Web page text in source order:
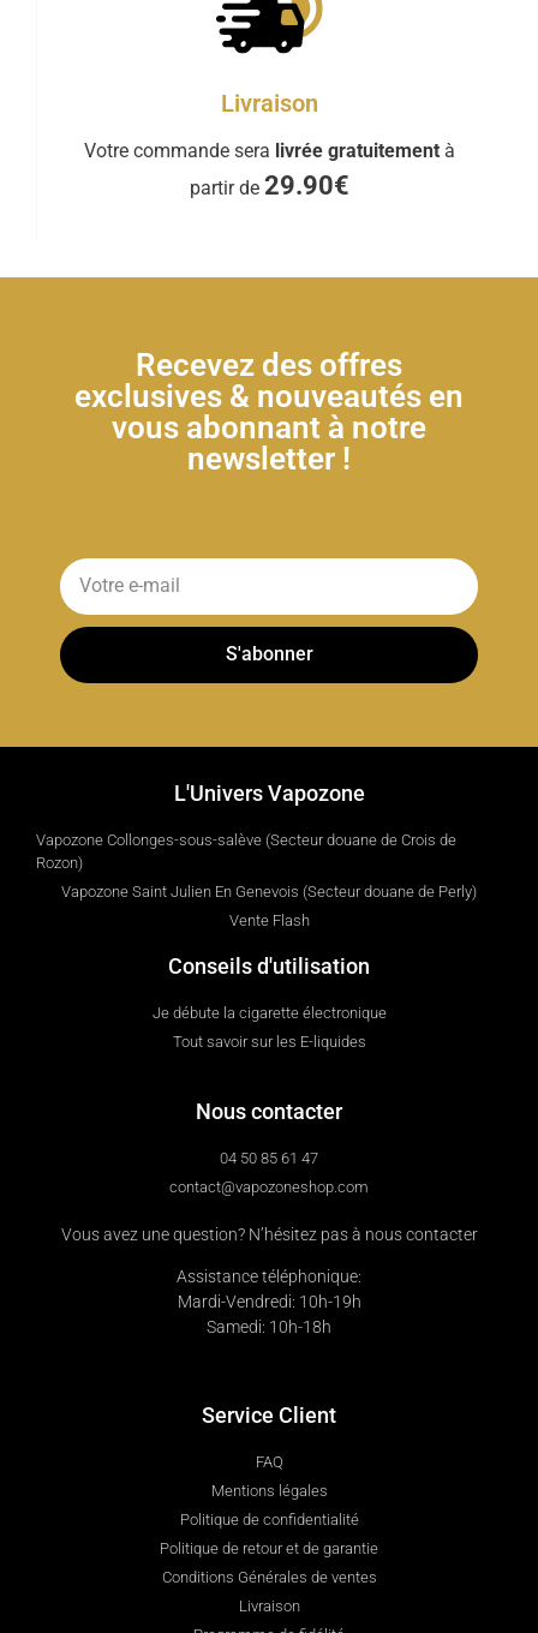
Livraison
Votre commande sera livrée gratuitement à
partir de 29.90€
Recevez des offres
exclusives & nouveautés en
vous abonnant à notre
newsletter !
S'abonner
L'Univers Vapozone
Vapozone Collonges-sous-salève (Secteur douane de Crois de
Rozon)
Vapozone Saint Julien En Genevois (Secteur douane de Perly)
Vente Flash
Conseils d'utilisation
Je débute la cigarette électronique
Tout savoir sur les E-liquides
Nous contacter
04 50 85 61 47
contact@vapozoneshop.com
Vous avez une question? N’hésitez pas à nous contacter
Assistance téléphonique:
Mardi-Vendredi: 10h-19h
Samedi: 10h-18h
Service Client
FAQ
Mentions légales
Politique de confidentialité
Politique de retour et de garantie
Conditions Générales de ventes
Livraison